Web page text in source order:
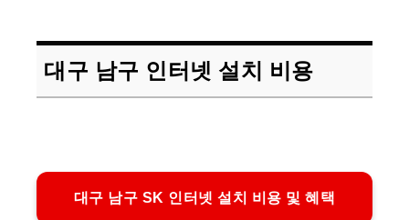
대구 남구 인터넷 설치 비용
대구 남구 SK 인터넷 설치 비용 및 혜택